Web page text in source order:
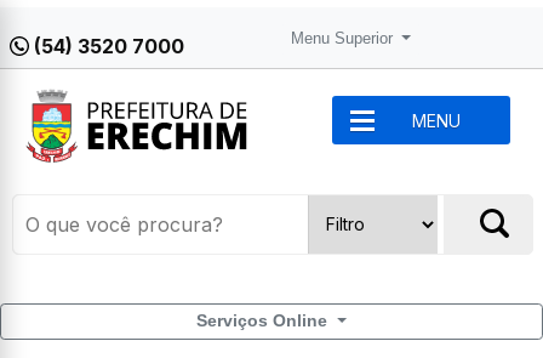
(54) 3520 7000 Menu Superior
MENU
Serviços Online